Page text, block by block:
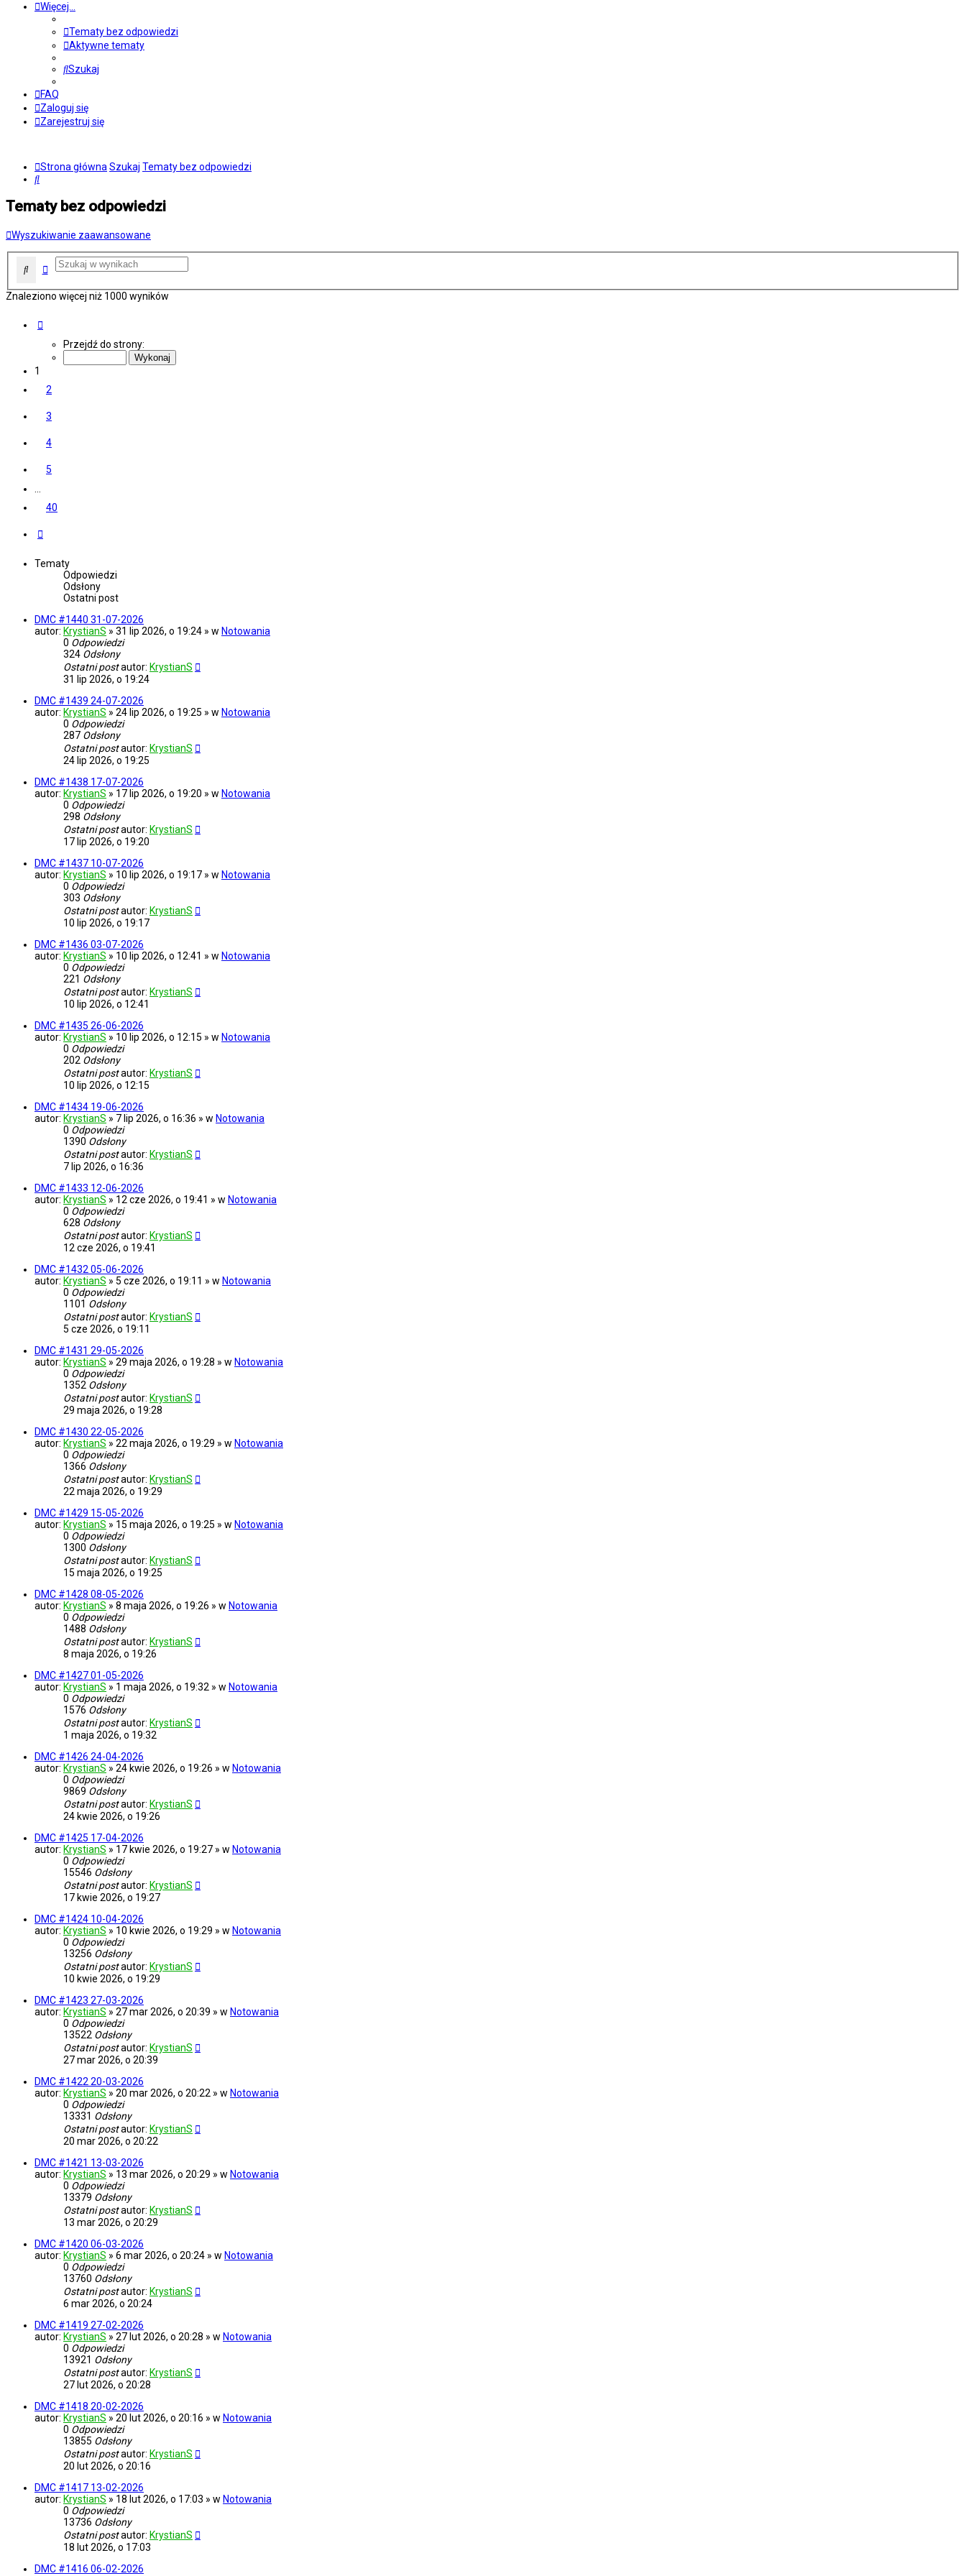
Więcej…
Tematy bez odpowiedzi
Aktywne tematy
Szukaj
FAQ
Zaloguj się
Zarejestruj się
Strona główna Szukaj Tematy bez odpowiedzi
Szukaj
Tematy bez odpowiedzi
Wyszukiwanie zaawansowane
SzukajWyszukiwanie zaawansowane
Znaleziono więcej niż 1000 wyników
Przejdź do strony:
1
2
3
4
5
…
40
Tematy
Odpowiedzi
Odsłony
Ostatni post
DMC #1440 31-07-2026
autor: KrystianS » 31 lip 2026, o 19:24 » w Notowania
0 Odpowiedzi
324 Odsłony
Ostatni postautor: KrystianS
31 lip 2026, o 19:24
DMC #1439 24-07-2026
autor: KrystianS » 24 lip 2026, o 19:25 » w Notowania
0 Odpowiedzi
287 Odsłony
Ostatni postautor: KrystianS
24 lip 2026, o 19:25
DMC #1438 17-07-2026
autor: KrystianS » 17 lip 2026, o 19:20 » w Notowania
0 Odpowiedzi
298 Odsłony
Ostatni postautor: KrystianS
17 lip 2026, o 19:20
DMC #1437 10-07-2026
autor: KrystianS » 10 lip 2026, o 19:17 » w Notowania
0 Odpowiedzi
303 Odsłony
Ostatni postautor: KrystianS
10 lip 2026, o 19:17
DMC #1436 03-07-2026
autor: KrystianS » 10 lip 2026, o 12:41 » w Notowania
0 Odpowiedzi
221 Odsłony
Ostatni postautor: KrystianS
10 lip 2026, o 12:41
DMC #1435 26-06-2026
autor: KrystianS » 10 lip 2026, o 12:15 » w Notowania
0 Odpowiedzi
202 Odsłony
Ostatni postautor: KrystianS
10 lip 2026, o 12:15
DMC #1434 19-06-2026
autor: KrystianS » 7 lip 2026, o 16:36 » w Notowania
0 Odpowiedzi
1390 Odsłony
Ostatni postautor: KrystianS
7 lip 2026, o 16:36
DMC #1433 12-06-2026
autor: KrystianS » 12 cze 2026, o 19:41 » w Notowania
0 Odpowiedzi
628 Odsłony
Ostatni postautor: KrystianS
12 cze 2026, o 19:41
DMC #1432 05-06-2026
autor: KrystianS » 5 cze 2026, o 19:11 » w Notowania
0 Odpowiedzi
1101 Odsłony
Ostatni postautor: KrystianS
5 cze 2026, o 19:11
DMC #1431 29-05-2026
autor: KrystianS » 29 maja 2026, o 19:28 » w Notowania
0 Odpowiedzi
1352 Odsłony
Ostatni postautor: KrystianS
29 maja 2026, o 19:28
DMC #1430 22-05-2026
autor: KrystianS » 22 maja 2026, o 19:29 » w Notowania
0 Odpowiedzi
1366 Odsłony
Ostatni postautor: KrystianS
22 maja 2026, o 19:29
DMC #1429 15-05-2026
autor: KrystianS » 15 maja 2026, o 19:25 » w Notowania
0 Odpowiedzi
1300 Odsłony
Ostatni postautor: KrystianS
15 maja 2026, o 19:25
DMC #1428 08-05-2026
autor: KrystianS » 8 maja 2026, o 19:26 » w Notowania
0 Odpowiedzi
1488 Odsłony
Ostatni postautor: KrystianS
8 maja 2026, o 19:26
DMC #1427 01-05-2026
autor: KrystianS » 1 maja 2026, o 19:32 » w Notowania
0 Odpowiedzi
1576 Odsłony
Ostatni postautor: KrystianS
1 maja 2026, o 19:32
DMC #1426 24-04-2026
autor: KrystianS » 24 kwie 2026, o 19:26 » w Notowania
0 Odpowiedzi
9869 Odsłony
Ostatni postautor: KrystianS
24 kwie 2026, o 19:26
DMC #1425 17-04-2026
autor: KrystianS » 17 kwie 2026, o 19:27 » w Notowania
0 Odpowiedzi
15546 Odsłony
Ostatni postautor: KrystianS
17 kwie 2026, o 19:27
DMC #1424 10-04-2026
autor: KrystianS » 10 kwie 2026, o 19:29 » w Notowania
0 Odpowiedzi
13256 Odsłony
Ostatni postautor: KrystianS
10 kwie 2026, o 19:29
DMC #1423 27-03-2026
autor: KrystianS » 27 mar 2026, o 20:39 » w Notowania
0 Odpowiedzi
13522 Odsłony
Ostatni postautor: KrystianS
27 mar 2026, o 20:39
DMC #1422 20-03-2026
autor: KrystianS » 20 mar 2026, o 20:22 » w Notowania
0 Odpowiedzi
13331 Odsłony
Ostatni postautor: KrystianS
20 mar 2026, o 20:22
DMC #1421 13-03-2026
autor: KrystianS » 13 mar 2026, o 20:29 » w Notowania
0 Odpowiedzi
13379 Odsłony
Ostatni postautor: KrystianS
13 mar 2026, o 20:29
DMC #1420 06-03-2026
autor: KrystianS » 6 mar 2026, o 20:24 » w Notowania
0 Odpowiedzi
13760 Odsłony
Ostatni postautor: KrystianS
6 mar 2026, o 20:24
DMC #1419 27-02-2026
autor: KrystianS » 27 lut 2026, o 20:28 » w Notowania
0 Odpowiedzi
13921 Odsłony
Ostatni postautor: KrystianS
27 lut 2026, o 20:28
DMC #1418 20-02-2026
autor: KrystianS » 20 lut 2026, o 20:16 » w Notowania
0 Odpowiedzi
13855 Odsłony
Ostatni postautor: KrystianS
20 lut 2026, o 20:16
DMC #1417 13-02-2026
autor: KrystianS » 18 lut 2026, o 17:03 » w Notowania
0 Odpowiedzi
13736 Odsłony
Ostatni postautor: KrystianS
18 lut 2026, o 17:03
DMC #1416 06-02-2026